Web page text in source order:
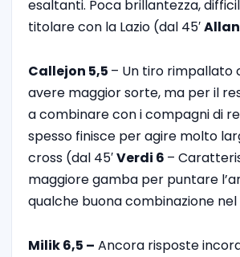
esaltanti. Poca brillantezza,
titolare con la Lazio (dal 45′
Callejon 5,5 – Un tiro rimpallato
avere maggior sorte, ma per il
a combinare con i compagni di
spesso finisce per agire molto
cross (dal 45′Verdi 6 –
maggiore gamba per puntare
qualche buona combinazione
Milik 6,5 – Ancora risposte